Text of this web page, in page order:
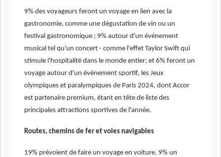
9% des voyageurs feront un voyage en lien avec la
gastronomie, comme une dégustation de vin ou un
festival gastronomique ; 9% autour d'un événement
musical tel qu'un concert - comme l'effet Taylor Swift qui
stimule l'hospitalité dans le monde entier; et 6% feront un
voyage autour d'un événement sportif, les Jeux
olympiques et paralympiques de Paris 2024, dont Accor
est partenaire premium, étant en tête de liste des
principales attractions sportives de l'année.
Routes, chemins de fer et voies navigables
19% prévoient de faire un voyage en voiture, 9% un